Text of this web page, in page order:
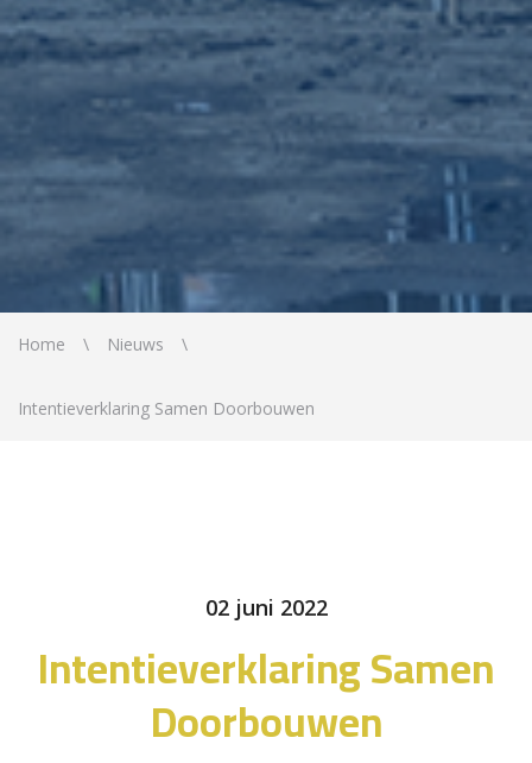
Home Nieuws
Intentieverklaring Samen Doorbouwen
02 juni 2022
Intentieverklaring Samen
Doorbouwen